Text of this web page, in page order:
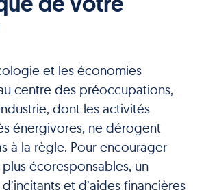
et les économies
centre des préoccupations,
dont les activités
énergivores, ne dérogent
à la règle. Pour encourager
écoresponsables, un
et d’aides financières